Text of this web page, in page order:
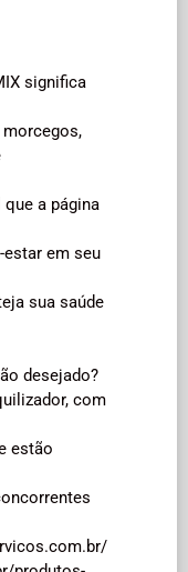
significa
a página
estar em seu
sua saúde
desejado?
com
estão